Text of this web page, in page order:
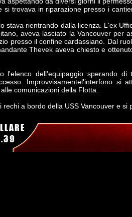
si trovava in riparazione presso i
stava rientrando dalla licenza. L'ex
aveva lasciato la Vancouver per
presso il confine cardassiano. Dal
Thevek aveva chiesto e
l'elenco dell'equipaggio sperando di
Improvvisamentel'interfono si
comunicazioni della Flotta.
rechi a bordo della USS Vancouver e si
l'addetto, quindi si alzò
borsa e escì velocemente dalla
vicina.
bordo della Vancouver, venne